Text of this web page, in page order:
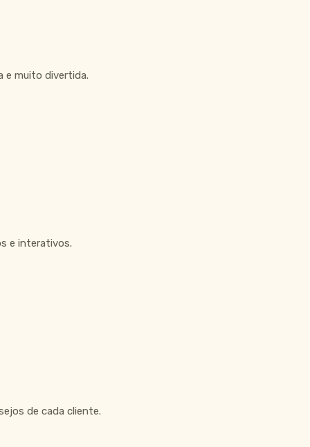
e muito divertida.
e interativos.
de cada cliente.